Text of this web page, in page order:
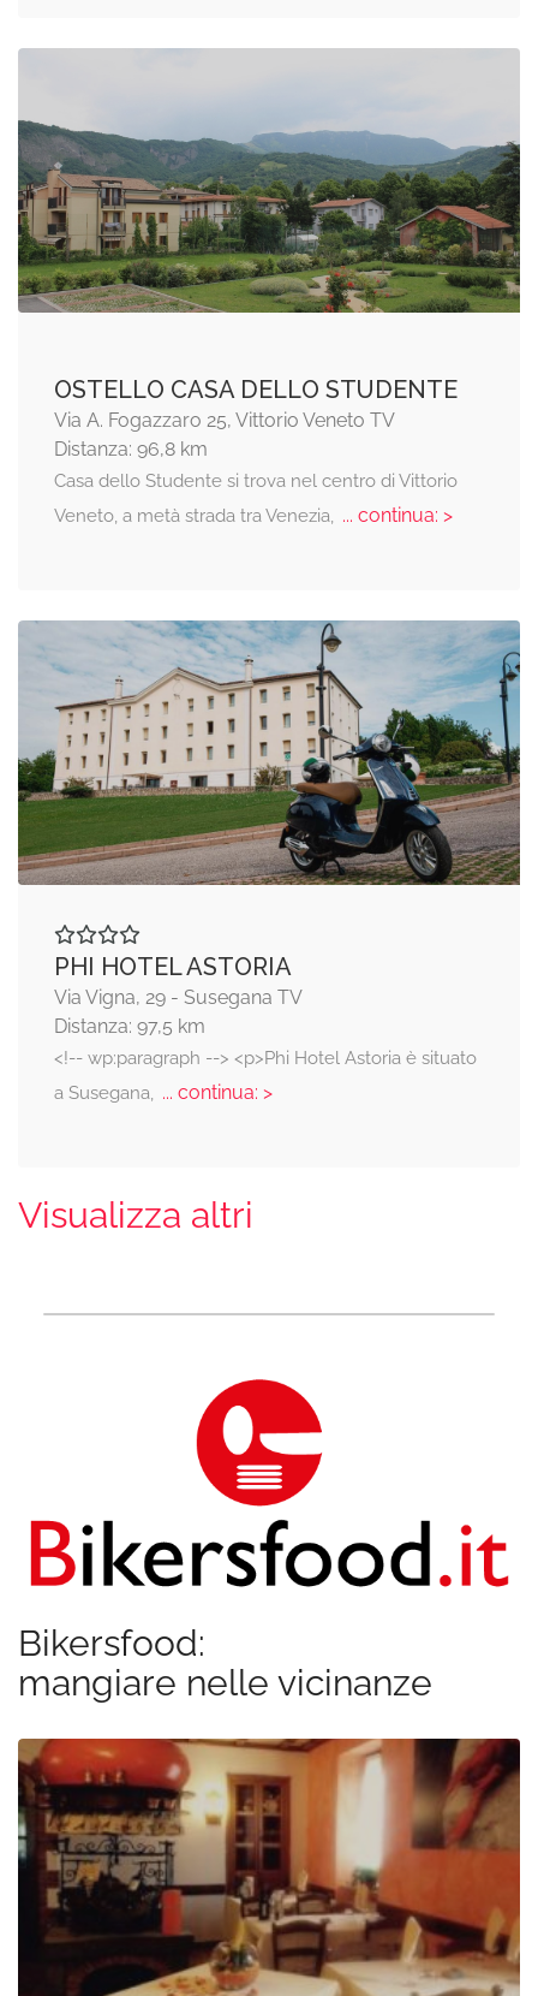
OSTELLO CASA DELLO STUDENTE
Via A. Fogazzaro 25, Vittorio Veneto TV
Distanza: 96,8 km
Casa dello Studente si trova nel centro di Vittorio
Veneto, a metà strada tra Venezia, ... continua: >
PHI HOTEL ASTORIA
Via Vigna, 29 - Susegana TV
Distanza: 97,5 km
<!-- wp:paragraph --> <p>Phi Hotel Astoria è situato
a Susegana, ... continua: >
Visualizza altri
Bikersfood:
mangiare nelle vicinanze